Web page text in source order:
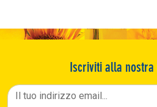
Iscriviti alla nostra